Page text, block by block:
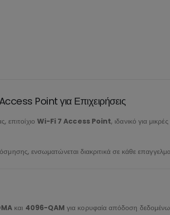
Point για Επιχειρήσεις
επιτοίχιο Wi-Fi 7 Access Point, ιδανικό για
ενσωματώνεται διακριτικά σε κάθε
και 4096-QAM για κορυφαία απόδοση